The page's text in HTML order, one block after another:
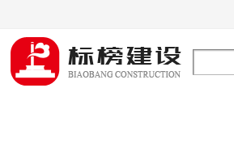
草莓视频下载网址,草莓视
下载色,草莓视频APP无限